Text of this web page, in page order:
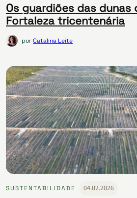
Os guardiões das dunas
Fortaleza tricentenária
porCatalina Leite
SUSTENTABILIDADE 04.02.2026